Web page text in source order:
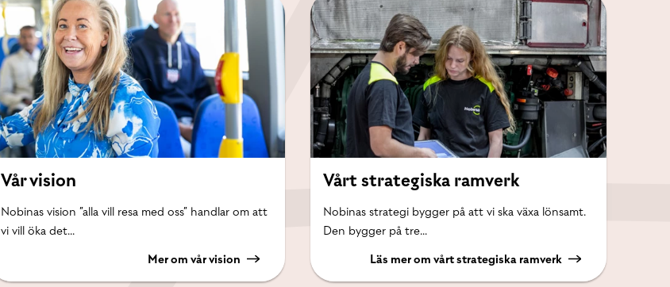
Vår vision
Nobinas vision ”alla vill resa med oss” handlar om att
vi vill öka det...
Mer om vår vision
Vårt strategiska ramverk
Nobinas strategi bygger på att vi ska växa lönsamt.
Den bygger på tre...
Läs mer om vårt strategiska ramverk